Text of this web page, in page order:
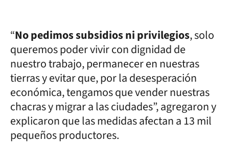
“No pedimos subsidios ni privilegios, solo
queremos poder vivir con dignidad de
nuestro trabajo, permanecer en nuestras
tierras y evitar que, por la desesperación
económica, tengamos que vender nuestras
chacras y migrar a las ciudades”, agregaron y
explicaron que las medidas afectan a 13 mil
pequeños productores.